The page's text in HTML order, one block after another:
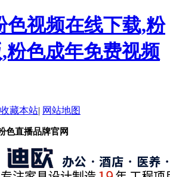
色视频在线下载,粉
粉色成年免费视频
收藏本站| 网站地图
色直播品牌官网